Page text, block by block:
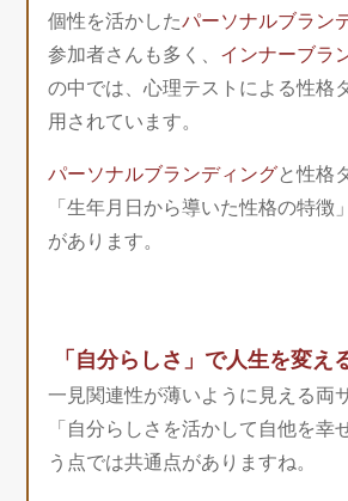
個性を活かしたパーソナルブラン
参加者さんも多く、 インナーブラ
の中では、心理テストによる性格
用されています。
パーソナルブランディングと性格
「生年月日から導いた性格の特徴
があります。
「自分らしさ」で人生を変え
一見関連性が薄いように見える両
「自分らしさを活かして自他を幸
う点では共通点がありますね。